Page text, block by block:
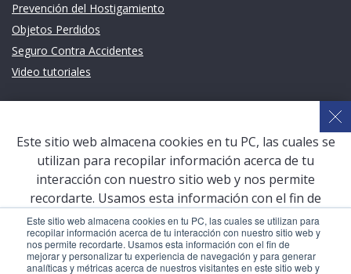
Este sitio web almacena cookies en tu PC, las cuales se utilizan para
recopilar información acerca de tu interacción con nuestro sitio web y
nos permite recordarte. Usamos esta información con el fin de
mejorar y personalizar tu experiencia de navegación y para generar
analíticas y métricas acerca de nuestros visitantes en este sitio web y
Prevención del Hostigamiento
Objetos Perdidos
Seguro Contra Accidentes
Video tutoriales
Sistema de Gestión Académica (SGA)
Defensoría Universitaria
Terceros vinculados
San Pablo Mail
Aula Virtual Pregrado
Aula Virtual Postgrado
Este sitio web almacena cookies en tu PC, las cuales se
utilizan para recopilar información acerca de tu
interacción con nuestro sitio web y nos permite
recordarte. Usamos esta información con el fin de
mejorar y personalizar tu experiencia de navegación y
para generar analíticas y métricas acerca de nuestros
visitantes en este sitio web y otros medios de